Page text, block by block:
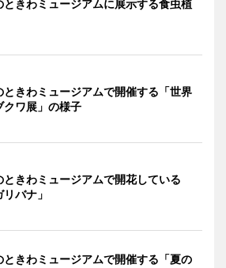
ときわミュージアムに展示する食虫植
ときわミュージアムで開催する「世界
クワ展」の様子
ときわミュージアムで開花している
リバナ」
ときわミュージアムで開催する「夏の